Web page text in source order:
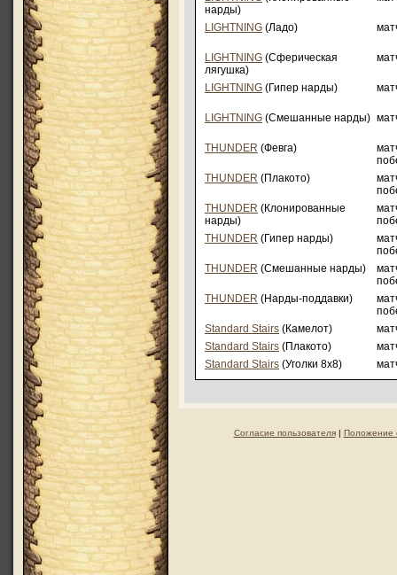
нарды)
LIGHTNING (Ладо)
LIGHTNING (Сферическая
лягушка)
LIGHTNING (Гипер нарды)
LIGHTNING (Смешанные нарды)
THUNDER (Февга)
THUNDER (Плакото)
THUNDER (Клонированные
нарды)
THUNDER (Гипер нарды)
THUNDER (Смешанные нарды)
THUNDER (Нарды-поддавки)
Standard Stairs (Камелот)
Standard Stairs (Плакото)
Standard Stairs (Уголки 8х8)
Согласие пользователя| Положение